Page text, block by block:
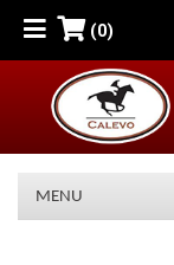
(0)
MENU